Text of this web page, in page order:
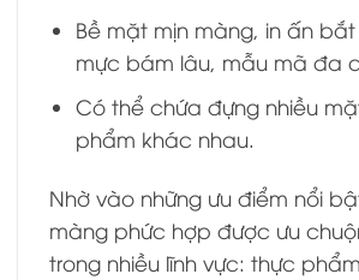
Bề mặt mịn màng, in ấn
mực bám lâu, mẫu mã đa
Có thể chứa đựng nhiều
phẩm khác nhau.
Nhờ vào những ưu điểm nổi
màng phức hợp được ưu
trong nhiều lĩnh vực: thực